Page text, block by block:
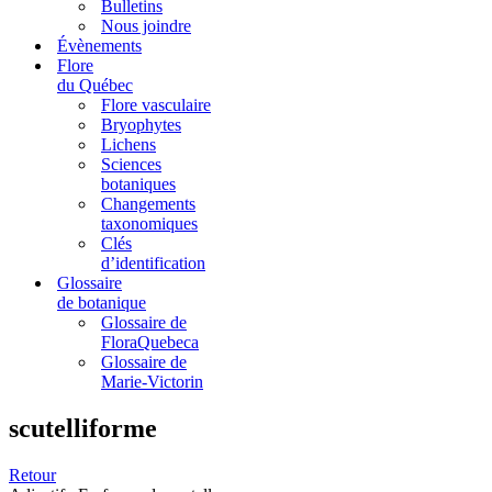
Bulletins
Nous joindre
Évènements
Flore
du Québec
Flore vasculaire
Bryophytes
Lichens
Sciences
botaniques
Changements
taxonomiques
Clés
d’identification
Glossaire
de botanique
Glossaire de
FloraQuebeca
Glossaire de
Marie-Victorin
scutelliforme
Retour